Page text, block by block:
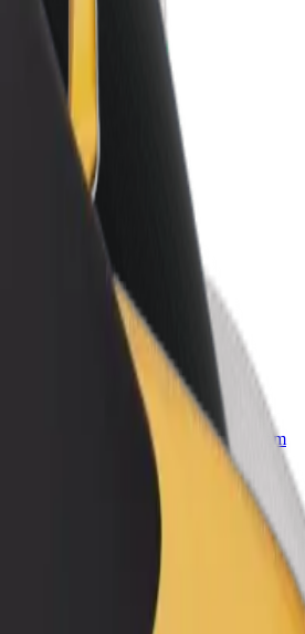
Bolt proizvodi i usluge prilagođeni tvojem